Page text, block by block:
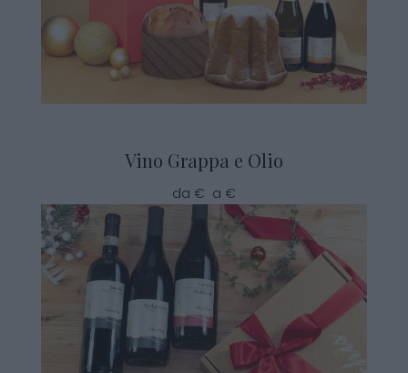
Vino Grappa e Olio
da € a €